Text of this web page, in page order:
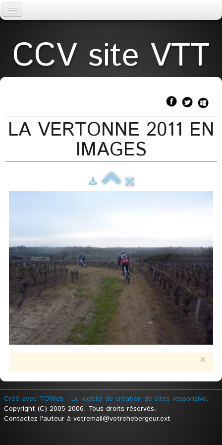
AGENDA
La Vertonne
Météo
Liens
licences
Page 2
CCV site VTT
LA VERTONNE 2011 EN
IMAGES
×
Créé avec TOWeb - Le logiciel de création de sites responsive.
Copyright (C) 2005-2006. Tous droits réservés.
Contactez l'auteur à votremail@votrehebergeur.ext